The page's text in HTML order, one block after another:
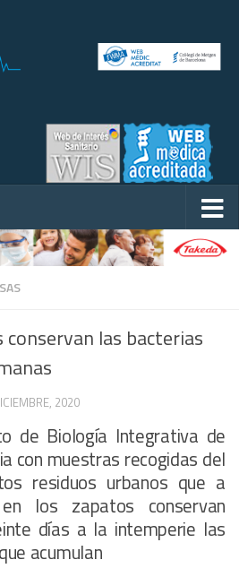
conservan las bacterias
2020
de Biología Integrativa de
con muestras recogidas del
residuos urbanos que a
los zapatos conservan
días a la intemperie las
acumulan